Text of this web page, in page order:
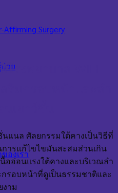
Affirming Surgery
วย
องเรา
โรงพยาบาล WIH
ริมกรอบหน้าและลำ
เยาว์ขึ้น
นแนล ศัลยกรรมใต้คางเป็นวิธีที่
ารแก้ไขไขมันสะสมส่วนเกิน
อ่อนแรงใต้คางและบริเวณลำ
รอบหน้าที่ดูเป็นธรรมชาติและ
งาม